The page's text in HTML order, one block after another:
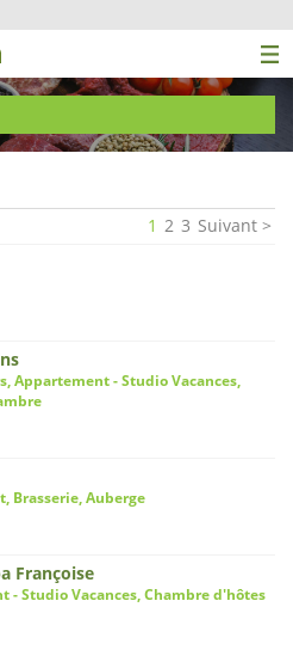
1 2 3 Suivant
Appartement - Studio Vacances,
Brasserie, Auberge
Françoise
- Studio Vacances, Chambre d'hôtes